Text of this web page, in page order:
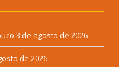
3 de agosto de 2026
de 2026